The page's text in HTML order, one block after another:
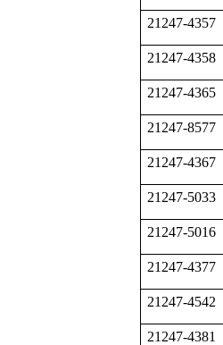
21247-4357
21247-4358
21247-4365
21247-8577
21247-4367
21247-5033
21247-5016
21247-4377
21247-4542
21247-4381